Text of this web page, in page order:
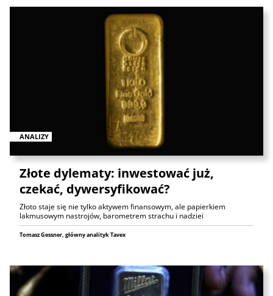
ANALIZY
Złote dylematy: inwestować już,
czekać, dywersyfikować?
Złoto staje się nie tylko aktywem finansowym, ale papierkiem
lakmusowym nastrojów, barometrem strachu i nadziei
Tomasz Gessner, główny analityk Tavex